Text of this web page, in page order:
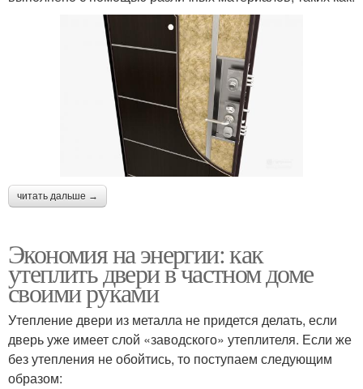
читать дальше →
Экономия на энергии: как
утеплить двери в частном доме
своими руками
Утепление двери из металла не придется делать, если
дверь уже имеет слой «заводского» утеплителя. Если же
без утепления не обойтись, то поступаем следующим
образом: